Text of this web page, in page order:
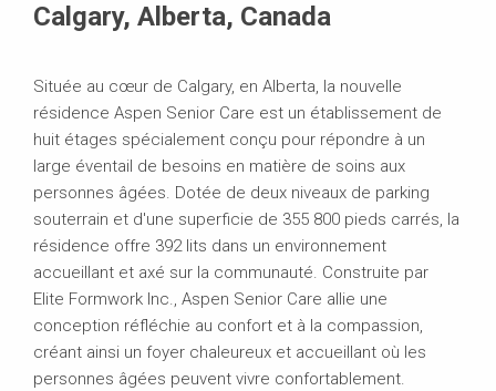
Calgary, Alberta, Canada
Située au cœur de Calgary, en Alberta, la nouvelle
résidence Aspen Senior Care est un établissement de
huit étages spécialement conçu pour répondre à un
large éventail de besoins en matière de soins aux
personnes âgées. Dotée de deux niveaux de parking
souterrain et d'une superficie de 355 800 pieds carrés, la
résidence offre 392 lits dans un environnement
accueillant et axé sur la communauté. Construite par
Elite Formwork Inc., Aspen Senior Care allie une
conception réfléchie au confort et à la compassion,
créant ainsi un foyer chaleureux et accueillant où les
personnes âgées peuvent vivre confortablement.